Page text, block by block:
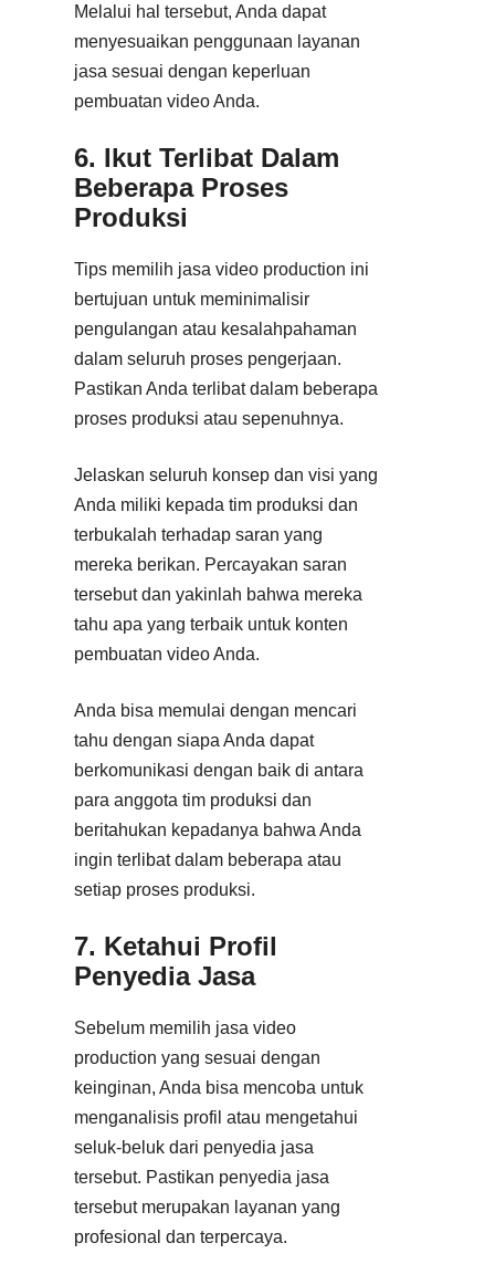
Melalui hal tersebut, Anda dapat
menyesuaikan penggunaan layanan
jasa sesuai dengan keperluan
pembuatan video Anda.
6. Ikut Terlibat Dalam
Beberapa Proses
Produksi
Tips memilih jasa video production ini
bertujuan untuk meminimalisir
pengulangan atau kesalahpahaman
dalam seluruh proses pengerjaan.
Pastikan Anda terlibat dalam beberapa
proses produksi atau sepenuhnya.
Jelaskan seluruh konsep dan visi yang
Anda miliki kepada tim produksi dan
terbukalah terhadap saran yang
mereka berikan. Percayakan saran
tersebut dan yakinlah bahwa mereka
tahu apa yang terbaik untuk konten
pembuatan video Anda.
Anda bisa memulai dengan mencari
tahu dengan siapa Anda dapat
berkomunikasi dengan baik di antara
para anggota tim produksi dan
beritahukan kepadanya bahwa Anda
ingin terlibat dalam beberapa atau
setiap proses produksi.
7. Ketahui Profil
Penyedia Jasa
Sebelum memilih jasa video
production yang sesuai dengan
keinginan, Anda bisa mencoba untuk
menganalisis profil atau mengetahui
seluk-beluk dari penyedia jasa
tersebut. Pastikan penyedia jasa
tersebut merupakan layanan yang
profesional dan terpercaya.